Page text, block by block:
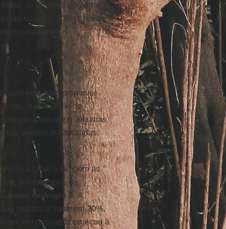
as grandes obras feitas
necessária. "Com a saída
para fazer os
sessenta para promover
Na Governo de
chegou a privatizar algumas
vendas pulverizadas,
à crise e também às
por exemplo, da
usina de Angra 3. A
que reduziu o valor em 20%,
no ano passado começou a